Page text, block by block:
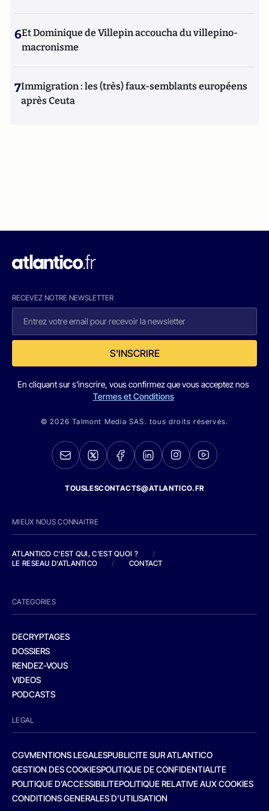
6Et Dominique de Villepin accoucha du villepino-
macronisme
7Immigration : les (très) faux-semblants européens
après Ceuta
RECEVEZ NOTRE NEWSLETTER
S'INSCRIRE
En cliquant sur s'inscrire, vous confirmez que vous acceptez nos
Termes et Conditions
© 2026 Talmont Media SAS. tous droits réservés.
TOUSLESCONTACTS@ATLANTICO.FR
MIEUX NOUS CONNAITRE
ATLANTICO C'EST QUI, C'EST QUOI ?
/
LE RESEAU D'ATLANTICO
/ CONTACT
CATEGORIES
DECRYPTAGES
DOSSIERS
RENDEZ-VOUS
VIDEOS
PODCASTS
LEGAL
CGVMENTIONS LEGALESPUBLICITE SUR ATLANTICO
GESTION DES COOKIESPOLITIQUE DE CONFIDENTIALITE
POLITIQUE D’ACCESSIBILITEPOLITIQUE RELATIVE AUX COOKIES
CONDITIONS GENERALES D’UTILISATION